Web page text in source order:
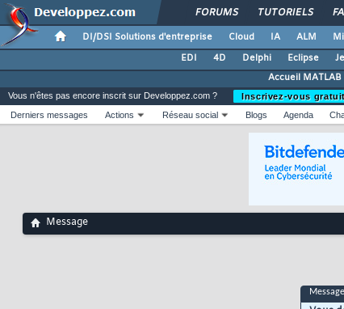
FORUMS TUTORIELS
DI/DSI Solutions d'entreprise Cloud IA ALM
EDI
4D Delphi Eclipse
Accueil MATLAB
Vous n'êtes pas encore inscrit sur Developpez.com ?
Inscrivez-vous
Derniers messages
Actions Réseau social Blogs Agenda
Message
Message